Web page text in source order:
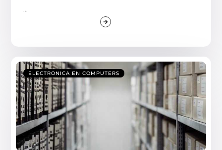
...
ELECTRONICA EN COMPUTERS